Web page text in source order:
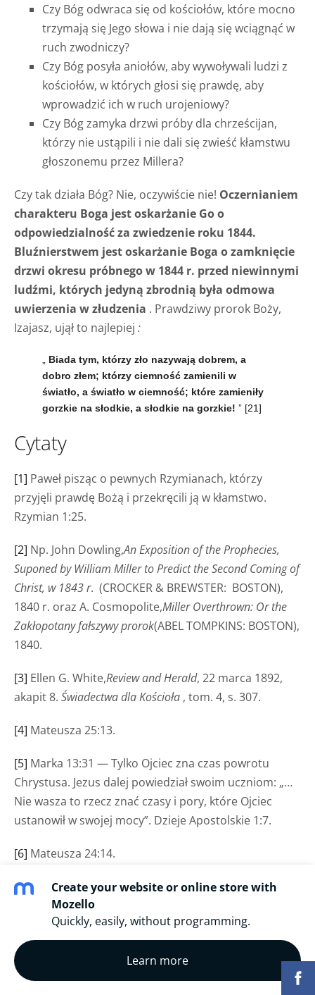
Czy Bóg odwraca się od kościołów, które mocno
trzymają się Jego słowa i nie dają się wciągnąć w
ruch zwodniczy?
Czy Bóg posyła aniołów, aby wywoływali ludzi z
kościołów, w których głosi się prawdę, aby
wprowadzić ich w ruch urojeniowy?
Czy Bóg zamyka drzwi próby dla chrześcijan,
którzy nie ustąpili i nie dali się zwieść kłamstwu
głoszonemu przez Millera?
Czy tak działa Bóg? Nie, oczywiście nie! Oczernianiem
charakteru Boga jest oskarżanie Go o
odpowiedzialność za zwiedzenie roku 1844.
Bluźnierstwem jest oskarżanie Boga o zamknięcie
drzwi okresu próbnego w 1844 r. przed niewinnymi
ludźmi, których jedyną zbrodnią była odmowa
uwierzenia w złudzenia . Prawdziwy prorok Boży,
Izajasz, ujął to najlepiej :
Biada tym, którzy zło nazywają dobrem, a
dobro złem; którzy ciemność zamienili w
światło, a światło w ciemność; które zamieniły
gorzkie na słodkie, a słodkie na gorzkie! ” [21]
Cytaty
[1] Paweł pisząc o pewnych Rzymianach, którzy
przyjęli prawdę Bożą i przekręcili ją w kłamstwo.
Rzymian 1:25.
[2] Np. John Dowling,An Exposition of the Prophecies,
Suponed by William Miller to Predict the Second Coming of
Christ, w 1843 r. (CROCKER & BREWSTER: BOSTON),
1840 r. oraz A. Cosmopolite,Miller Overthrown: Or the
Zakłopotany fałszywy prorok(ABEL TOMPKINS: BOSTON),
1840.
[3] Ellen G. White,Review and Herald, 22 marca 1892,
akapit 8. Świadectwa dla Kościoła , tom. 4, s. 307.
[4] Mateusza 25:13.
[5] Marka 13:31 — Tylko Ojciec zna czas powrotu
Chrystusa. Jezus dalej powiedział swoim uczniom: „…
Nie wasza to rzecz znać czasy i pory, które Ojciec
ustanowił w swojej mocy”. Dzieje Apostolskie 1:7.
[6] Mateusza 24:14.
[7]William Miller, dowód 15,cyt. w:History of the Second
Believers, s. 15. 689: „Można to udowodnić za
pomocą liczb z Obj. XIII. 18: „Oto mądrość”. Kto ma
rozum, niech policzy liczbę bestii; jest to bowiem
liczba człowieka; a jego liczba to sześćset
sześćdziesiąt sześć” – związany z Danielem XII. 12, jak
Create your website or online store with
Mozello
Quickly, easily, without programming.
Learn more